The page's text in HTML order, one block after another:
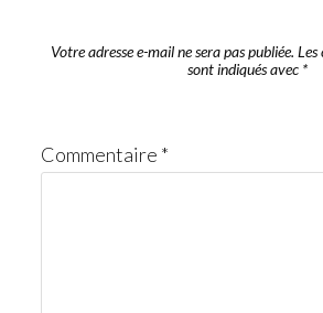
Votre adresse e-mail ne sera pas publiée. Les
sont indiqués avec *
Commentaire *